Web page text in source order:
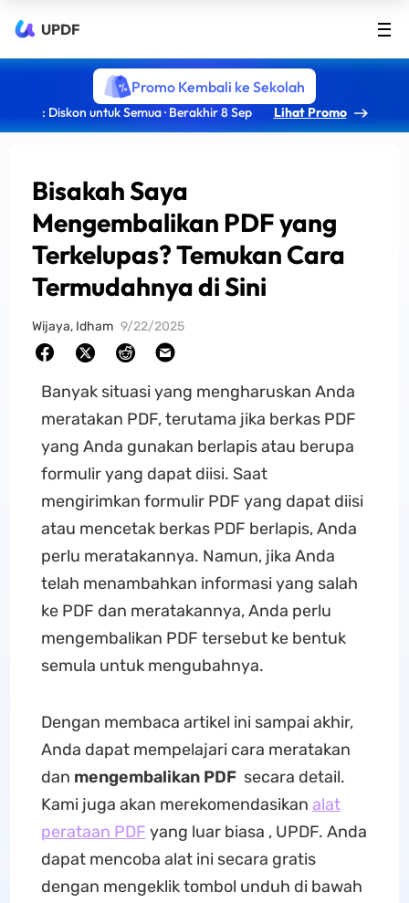
UPDF
Promo Kembali ke Sekolah
: Diskon untuk Semua · Berakhir 8 Sep Lihat Promo
Bisakah Saya
Mengembalikan PDF yang
Terkelupas? Temukan Cara
Termudahnya di Sini
Wijaya, Idham 9/22/2025
Banyak situasi yang mengharuskan Anda
meratakan PDF, terutama jika berkas PDF
yang Anda gunakan berlapis atau berupa
formulir yang dapat diisi. Saat
mengirimkan formulir PDF yang dapat diisi
atau mencetak berkas PDF berlapis, Anda
perlu meratakannya. Namun, jika Anda
telah menambahkan informasi yang salah
ke PDF dan meratakannya, Anda perlu
mengembalikan PDF tersebut ke bentuk
semula untuk mengubahnya.
Dengan membaca artikel ini sampai akhir,
Anda dapat mempelajari cara meratakan
dan mengembalikan PDFsecara detail.
Kami juga akan merekomendasikan alat
perataan PDF yang luar biasa , UPDF. Anda
dapat mencoba alat ini secara gratis
dengan mengeklik tombol unduh di bawah